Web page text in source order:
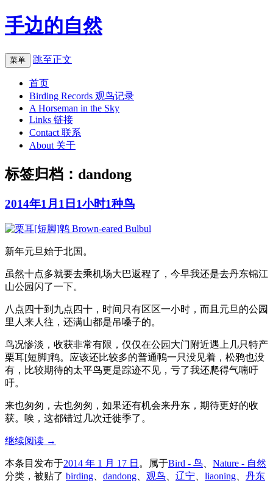
手边的自然
菜单 跳至正文
首页
Birding Records 观鸟记录
A Horseman in the Sky
Links 链接
Contact 联系
About 关于
标签归档： dandong
2014年1月1日1小时1种鸟
新年元旦始于北国。
虽然十点多就要去乘机场大巴返程了，今早我还是去丹东锦江
山公园闪了一下。
八点四十到九点四十，时间只有区区一小时，而且元旦的公园
里人来人往，还满山都是吊嗓子的。
鸟况惨淡，收获非常有限，仅仅在公园大门附近遇上几只特产
栗耳[短脚]鹎。应该还比较多的普通鳾一只没见着，松鸦也没
有，比较期待的太平鸟更是踪迹不见，亏了我还爬得气喘吁
吁。
来也匆匆，去也匆匆，如果还有机会来丹东，期待更好的收
获。唉，这都错过几次迁徙季了。
继续阅读 →
本条目发布于2014 年 1 月 17 日 。属于Bird - 鸟、 Nature - 自然
分类，被贴了 birding、 dandong、 观鸟、 辽宁、 liaoning、 丹东